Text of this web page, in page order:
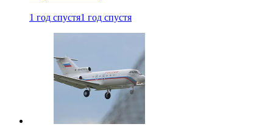
1 год спустя1 год спустя